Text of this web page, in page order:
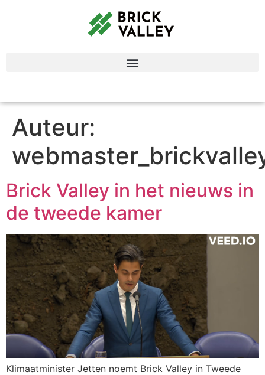
Auteur:
Brick Valley in het nieuws in
de tweede kamer
Klimaatminister Jetten noemt Brick Valley in Tweede